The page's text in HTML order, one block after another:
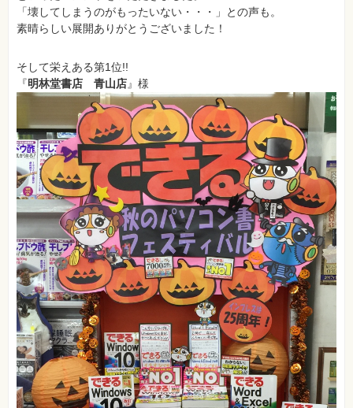
「壊してしまうのがもったいない・・・」との声も。
素晴らしい展開ありがとうございました！
そして栄えある第1位!!
『明林堂書店 青山店』様